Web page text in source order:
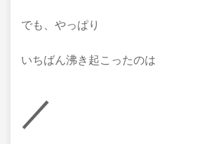
でも、やっぱり
いちばん沸き起こったのは
／